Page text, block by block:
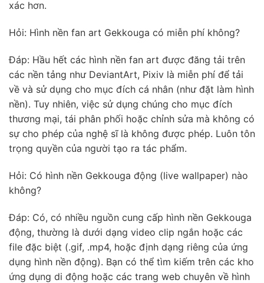
xác hơn.
Hỏi: Hình nền fan art Gekkouga có miễn phí không?
Đáp: Hầu hết các hình nền fan art được đăng tải trên
các nền tảng như DeviantArt, Pixiv là miễn phí để tải
về và sử dụng cho mục đích cá nhân (như đặt làm hình
nền). Tuy nhiên, việc sử dụng chúng cho mục đích
thương mại, tái phân phối hoặc chỉnh sửa mà không có
sự cho phép của nghệ sĩ là không được phép. Luôn tôn
trọng quyền của người tạo ra tác phẩm.
Hỏi: Có hình nền Gekkouga động (live wallpaper) nào
không?
Đáp: Có, có nhiều nguồn cung cấp hình nền Gekkouga
động, thường là dưới dạng video clip ngắn hoặc các
file đặc biệt (.gif, .mp4, hoặc định dạng riêng của ứng
dụng hình nền động). Bạn có thể tìm kiếm trên các kho
ứng dụng di động hoặc các trang web chuyên về hình